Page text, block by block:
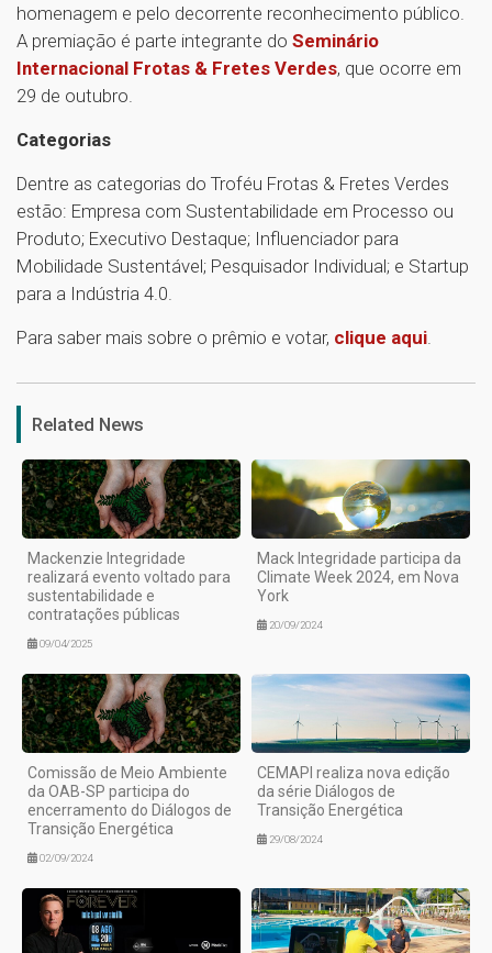
homenagem e pelo decorrente reconhecimento público.
A premiação é parte integrante do Seminário
Internacional Frotas & Fretes Verdes, que ocorre em
29 de outubro.
Categorias
Dentre as categorias do Troféu Frotas & Fretes Verdes
estão: Empresa com Sustentabilidade em Processo ou
Produto; Executivo Destaque; Influenciador para
Mobilidade Sustentável; Pesquisador Individual; e Startup
para a Indústria 4.0.
Para saber mais sobre o prêmio e votar, clique aqui
1
Related News
Mackenzie Integridade
realizará evento voltado para
sustentabilidade e
contratações públicas
09/04/2025
Mack Integridade participa da
Climate Week 2024, em Nova
York
20/09/2024
Comissão de Meio Ambiente
da OAB-SP participa do
encerramento do Diálogos de
Transição Energética
02/09/2024
CEMAPI realiza nova edição
da série Diálogos de
Transição Energética
29/08/2024